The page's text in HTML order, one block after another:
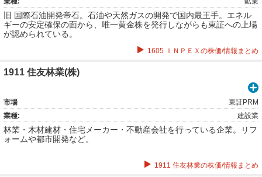
旧 国際石油開発帝石。石油や天然ガスの開発で国内最王手。エネル
ギーの安定確保の面から、唯一黄金株を発行しながらも東証への上場
が認められている。
1605 ＩＮＰＥＸの株価/情報まとめ
1911 住友林業(株)
市場
東証PRM
業種:
建設業
林業・木材建材・住宅メーカー・不動産会社を行っている企業。リフ
ォームや都市開発など。
1911 住友林業の株価/情報まとめ